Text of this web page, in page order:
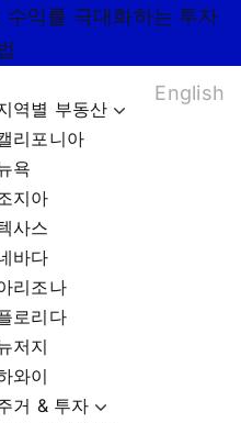
수익률 극대화하는 투자
역별 부동산
리포니아
욕
지아
사스
바다
리조나
로리다
저지
와이
거 & 투자
English